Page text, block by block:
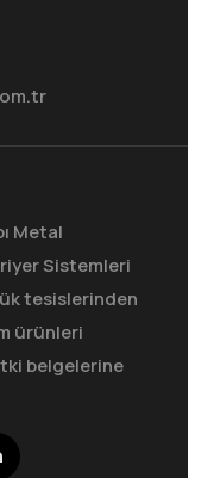
Metal
Sistemleri
tesislerinden
ürünleri
belgelerine